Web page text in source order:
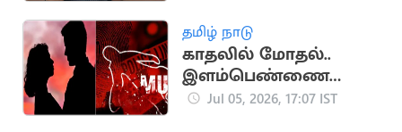
உறுதி
தமிழ் நாடு
காதலில் மோதல்..
இளம்பெண்ணை
கத்தியால் குத்திய
Jul 05, 2026, 17:07 IST